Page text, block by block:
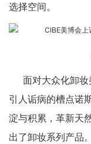
选择空间。
面对大众化卸
引人诟病的槽点诺
淀与积累，革新天
出了卸妆系列产品。